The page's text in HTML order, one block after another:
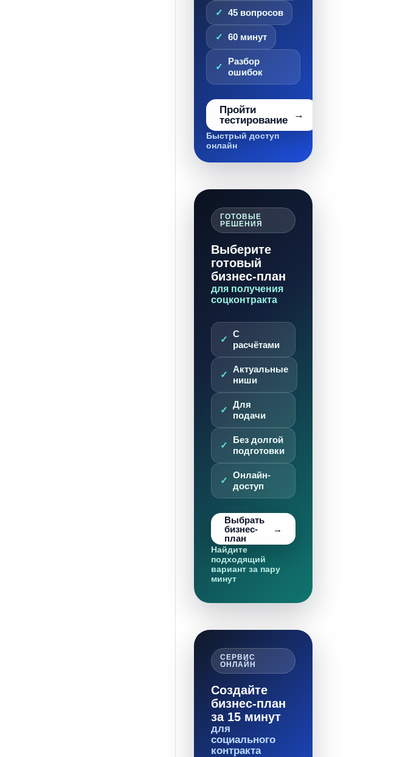
45 вопросов
60 минут
Разбор
ошибок
Пройти
тестирование
Быстрый доступ
онлайн
ГОТОВЫЕ
РЕШЕНИЯ
Выберите
готовый
бизнес-план
для получения
соцконтракта
С
расчётами
Актуальные
ниши
Для
подачи
Без долгой
подготовки
Онлайн-
доступ
Выбрать
бизнес-
план
Найдите
подходящий
вариант за пару
минут
СЕРВИС
ОНЛАЙН
Создайте
бизнес-план
за 15 минут
для
социального
контракта